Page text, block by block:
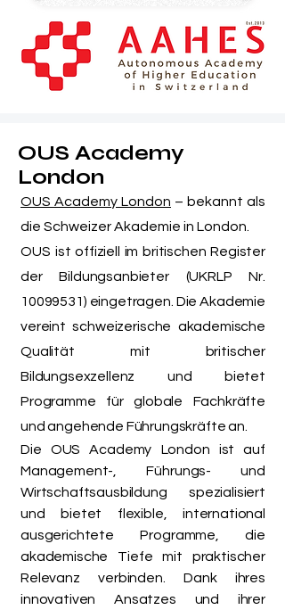
OUS Academy
London
OUS Academy London – bekannt als
die Schweizer Akademie in London.
OUS ist offiziell im britischen Register
der Bildungsanbieter (UKRLP Nr.
10099531) eingetragen. Die Akademie
vereint schweizerische akademische
Qualität mit britischer
Bildungsexzellenz und bietet
Programme für globale Fachkräfte
und angehende Führungskräfte an.
Die OUS Academy London ist auf
Management-, Führungs- und
Wirtschaftsausbildung spezialisiert
und bietet flexible, international
ausgerichtete Programme, die
akademische Tiefe mit praktischer
Relevanz verbinden. Dank ihres
innovativen Ansatzes und ihrer